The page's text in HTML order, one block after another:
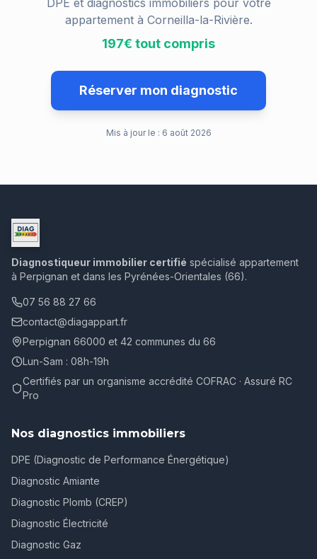
DPE et diagnostics immobiliers pour votre
appartement à Corneilla-la-Rivière.
197€ tout compris
Réserver mon diagnostic
Mis à jour le : 6 août 2026
Diagnostiqueur immobilier certifié spécialisé appartement
à Perpignan et dans les Pyrénées-Orientales (66).
07 56 88 27 66
contact@diagappart.fr
Perpignan 66000 et 42 communes du 66
Lun-Sam : 08h-19h
Certifiés par un organisme accrédité COFRAC · Assuré RC
Pro
Nos diagnostics immobiliers
DPE (Diagnostic de Performance Énergétique)
Diagnostic Amiante
Diagnostic Plomb (CREP)
Diagnostic Électricité
Diagnostic Gaz